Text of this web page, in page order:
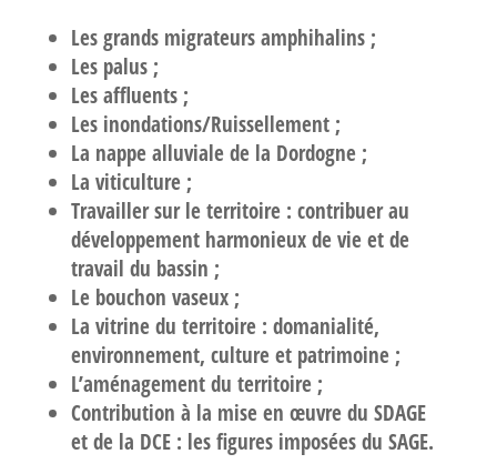
Les grands migrateurs amphihalins ;
Les palus ;
Les affluents ;
Les inondations/Ruissellement ;
La nappe alluviale de la Dordogne ;
La viticulture ;
Travailler sur le territoire : contribuer au
développement harmonieux de vie et de
travail du bassin ;
Le bouchon vaseux ;
La vitrine du territoire : domanialité,
environnement, culture et patrimoine ;
L’aménagement du territoire ;
Contribution à la mise en œuvre du SDAGE
et de la DCE : les figures imposées du SAGE.